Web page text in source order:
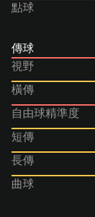
點球
傳球
視野
橫傳
自由球精準度
短傳
長傳
曲球